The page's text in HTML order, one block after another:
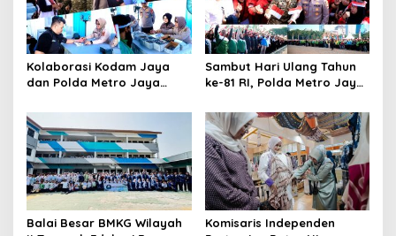
Kolaborasi Kodam Jaya
dan Polda Metro Jaya
Sambut Hari Ulang Tahun
ke-81 RI, Polda Metro Jaya
Balai Besar BMKG Wilayah
Komisaris Independen